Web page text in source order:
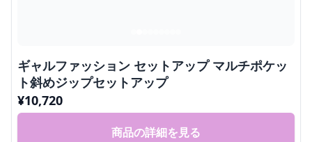
ギャルファッション セットアップ マルチポケッ
ト斜めジップセットアップ
¥10,720
商品の詳細を見る